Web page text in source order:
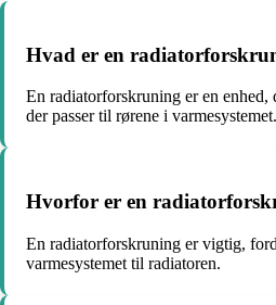
Hvad er en
En radiatorforskruning er en enhed,
der passer til rørene i varmesystemet.
Hvorfor er en
En radiatorforskruning er vigtig,
varmesystemet til radiatoren.